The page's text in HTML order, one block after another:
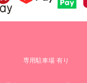
専用駐車場 有り